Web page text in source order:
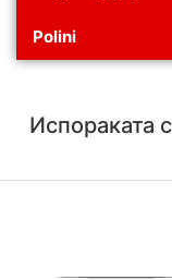
Polini
Испораката